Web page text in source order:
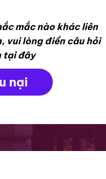
mắc nào khác liên
vui lòng điền câu hỏi
tại đây
nại